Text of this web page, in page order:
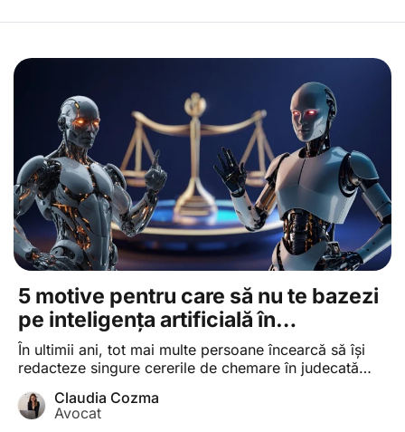
5 motive pentru care să nu te bazezi
pe inteligența artificială în
redactarea unei cereri de chemare în
judecată
În ultimii ani, tot mai multe persoane încearcă să își
redacteze singure cererile de chemare în judecată
prin care este sesizată o instanță de judecată care
trebuie să îndeplinească o serie de condiții de formă
Claudia Cozma
Avocat